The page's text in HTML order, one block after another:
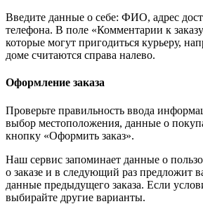
Введите данные о себе: ФИО, адрес
телефона. В поле «Комментарии к
которые могут пригодиться курьеру,
доме считаются справа налево.
Оформление заказа
Проверьте правильность ввода
выбор местоположения, данные о
кнопку «Оформить заказ».
Наш сервис запоминает данные о
о заказе и в следующий раз предложит
данные предыдущего заказа. Если
выбирайте другие варианты.